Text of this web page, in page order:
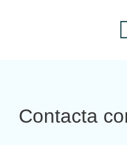
Contacta